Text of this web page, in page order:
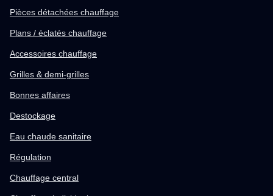
Pièces détachées chauffage
Plans / éclatés chauffage
Accessoires chauffage
Grilles & demi-grilles
Bonnes affaires
Destockage
Eau chaude sanitaire
Régulation
Chauffage central